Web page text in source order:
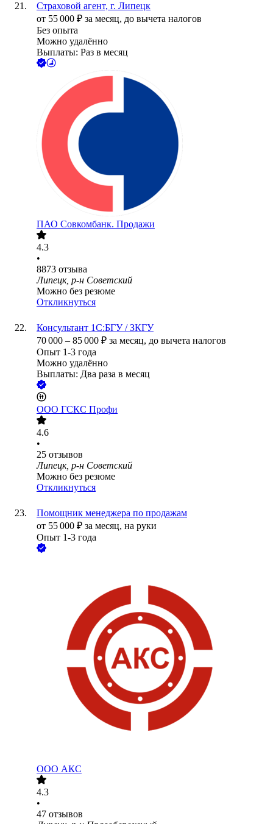
Страховой агент, г. Липецк
от 55 000 ₽ за месяц, до вычета налогов
Без опыта
Можно удалённо
Выплаты: Раз в месяц
ПАО Совкомбанк. Продажи
4.3
•
8873 отзыва
Липецк, р-н Советский
Можно без резюме
Откликнуться
Консультант 1С:БГУ / ЗКГУ
70 000 – 85 000 ₽ за месяц, до вычета налогов
Опыт 1-3 года
Можно удалённо
Выплаты: Два раза в месяц
ООО ГСКС Профи
4.6
•
25 отзывов
Липецк, р-н Советский
Можно без резюме
Откликнуться
Помощник менеджера по продажам
от 55 000 ₽ за месяц, на руки
Опыт 1-3 года
ООО АКС
4.3
•
47 отзывов